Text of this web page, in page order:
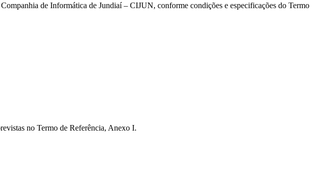
de Informática de Jundiaí – CIJUN, conforme condições e especificações do Termo
no Termo de Referência, Anexo I.